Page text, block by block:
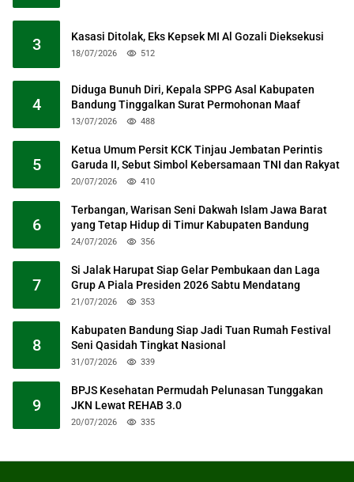
3 Kasasi Ditolak, Eks Kepsek MI Al Gozali Dieksekusi
18/07/2026 512
4
Diduga Bunuh Diri, Kepala SPPG Asal Kabupaten
Bandung Tinggalkan Surat Permohonan Maaf
13/07/2026 488
5
Ketua Umum Persit KCK Tinjau Jembatan Perintis
Garuda II, Sebut Simbol Kebersamaan TNI dan Rakyat
20/07/2026 410
6
Terbangan, Warisan Seni Dakwah Islam Jawa Barat
yang Tetap Hidup di Timur Kabupaten Bandung
24/07/2026 356
7
Si Jalak Harupat Siap Gelar Pembukaan dan Laga
Grup A Piala Presiden 2026 Sabtu Mendatang
21/07/2026 353
8
Kabupaten Bandung Siap Jadi Tuan Rumah Festival
Seni Qasidah Tingkat Nasional
31/07/2026 339
9
BPJS Kesehatan Permudah Pelunasan Tunggakan
JKN Lewat REHAB 3.0
20/07/2026 335